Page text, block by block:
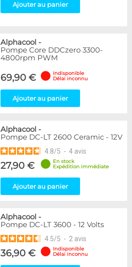
Ajouter au panier
Alphacool -
Pompe Core DDCzero 3300-
4800rpm PWM
69,90 €
Indisponible
Délai inconnu
Ajouter au panier
Alphacool -
Pompe DC-LT 2600 Ceramic - 12V
4.8/5 - 4 avis
27,90 €
En stock
Expédition immédiate
Ajouter au panier
Alphacool -
Pompe DC-LT 3600 - 12 Volts
4.5/5 - 2 avis
36,90 €
Indisponible
Délai inconnu